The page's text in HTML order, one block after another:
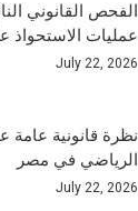
الفحص القانوني
عمليات الاستحواذ
July 22, 2026
نظرة قانونية عامة
الرياضي في مصر
July 22, 2026